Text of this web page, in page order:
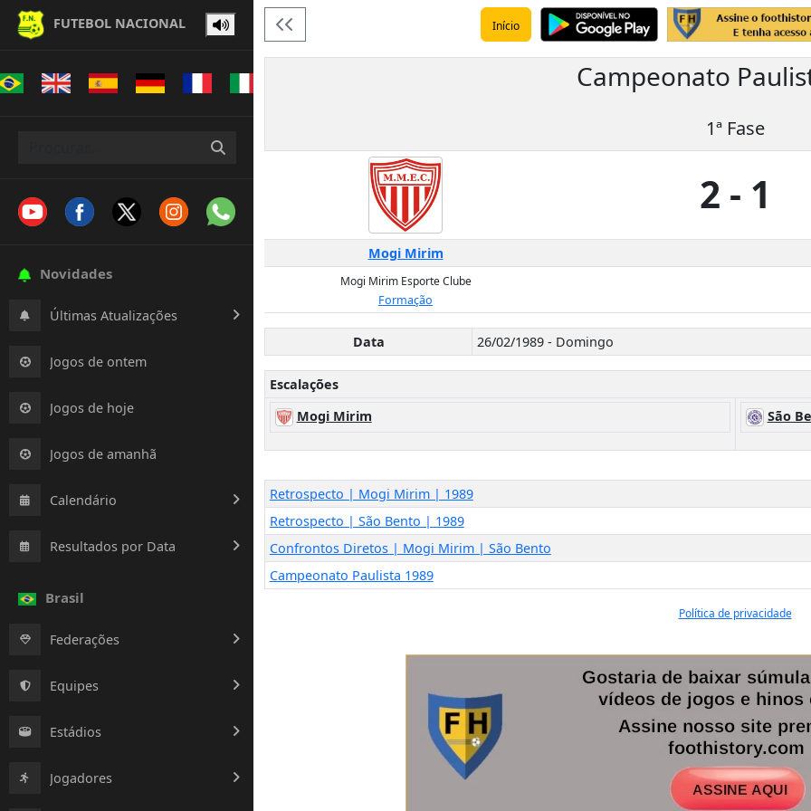
FUTEBOL NACIONAL
Novidades
Últimas Atualizações
Jogos de ontem
Jogos de hoje
Jogos de amanhã
Calendário
Resultados por Data
Brasil
Federações
Equipes
Estádios
Jogadores
Início
Campeonato
1ª Fase
2 - 1
Mogi Mirim
Mogi Mirim Esporte Clube
Formação
Data 26/02/1989 - Domingo
Escalações
Mogi Mirim
São
Retrospecto | Mogi Mirim | 1989
Retrospecto | São Bento | 1989
Confrontos Diretos | Mogi Mirim | São Bento
Campeonato Paulista 1989
Política de privacidade